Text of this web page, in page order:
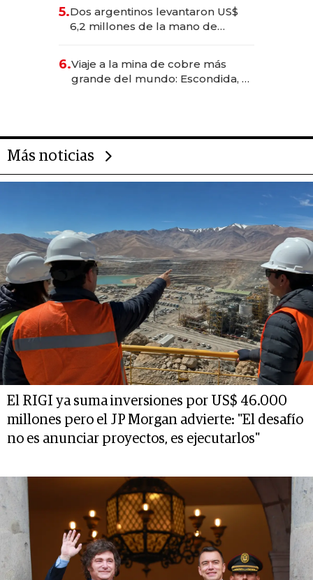
transformadoras
5.Dos argentinos levantaron US$
6,2 millones de la mano de
6.Viaje a la mina de cobre más
grande del mundo: Escondida, el
Más noticias
El RIGI ya suma inversiones por US$ 46.000
millones pero el JP Morgan advierte: "El desafío
no es anunciar proyectos, es ejecutarlos"